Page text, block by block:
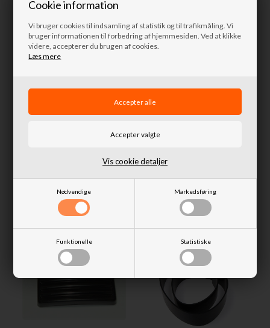
Cookie information
Vi bruger cookies til indsamling af statistik og til trafikmåling. Vi
bruger informationen til forbedring af hjemmesiden. Ved at klikke
videre, accepterer du brugen af cookies.
Læs mere
Nødvendige Markedsføring
Funktionelle Statistiske
Vis cookie detaljer
Gulvpanel højre i bagagerummet
Fjernlager
Gulvpanel venstre i
Discovery I
Fjernlager